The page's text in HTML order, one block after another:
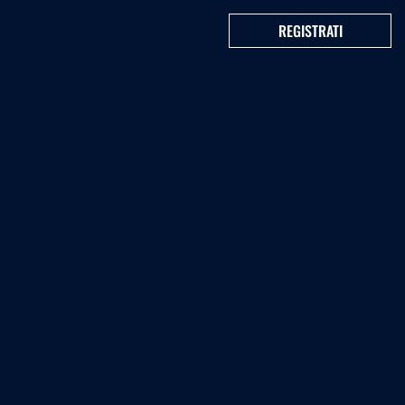
REGISTRATI